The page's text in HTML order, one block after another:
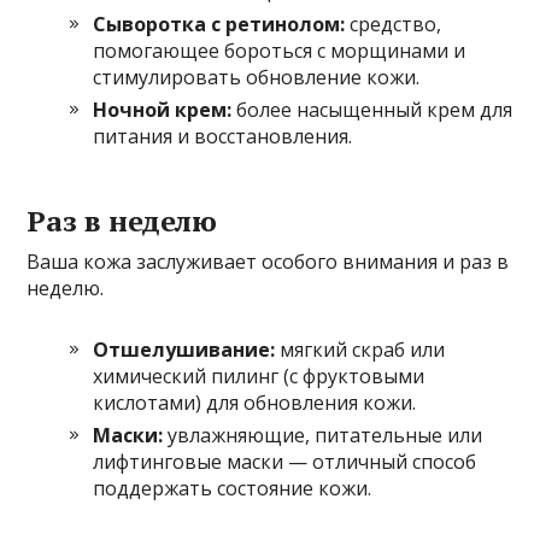
Сыворотка с ретинолом:средство,
помогающее бороться с морщинами и
стимулировать обновление кожи.
Ночной крем:более насыщенный крем для
питания и восстановления.
Раз в неделю
Ваша кожа заслуживает особого внимания и раз в
неделю.
Отшелушивание: мягкий скраб или
химический пилинг (с фруктовыми
кислотами) для обновления кожи.
Маски:увлажняющие, питательные или
лифтинговые маски — отличный способ
поддержать состояние кожи.